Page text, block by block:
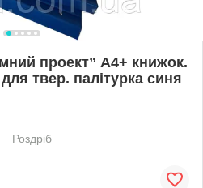
проект” А4+ книжок.
твер. палітурка синя
Роздріб